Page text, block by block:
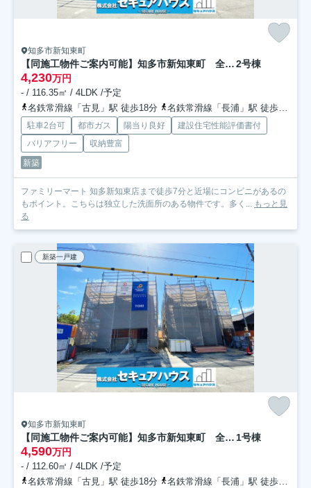
知多市新知東町
【同施工物件ご案内可能】知多市新知東町 全2棟 2号棟
4,230万円
- / 116.35㎡ / 4LDK /予定
名鉄常滑線「古見」駅 徒歩18分
名鉄常滑線「長浦」駅 徒歩31分
駐車2台可 都市ガス 陽当り良好
建設住宅性能評価書付
バリアフリー
収納豊富
新築
ファミリーマート 知多新知東店まで徒歩7分と近場にコンビニがあるの
もポイント。こちらは独立した洗面所のある物件です。多く... もっと見
る
新築一戸建
知多市新知東町
【同施工物件ご案内可能】知多市新知東町 全2棟 1号棟
4,590万円
- / 112.60㎡ / 4LDK /予定
名鉄常滑線「古見」駅 徒歩18分
名鉄常滑線「長浦」駅 徒歩31分